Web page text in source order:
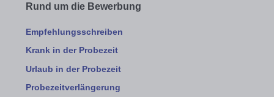
Rund um die Bewerbung
Empfehlungsschreiben
Krank in der Probezeit
Urlaub in der Probezeit
Probezeitverlängerung